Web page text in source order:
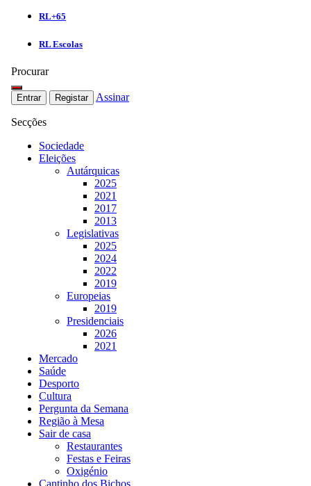
RL+65
RL Escolas
Procurar
Entrar Registar Assinar
Secções
Sociedade
Eleições
Autárquicas
2025
2021
2017
2013
Legislativas
2025
2024
2022
2019
Europeias
2019
Presidenciais
2026
2021
Mercado
Saúde
Desporto
Cultura
Pergunta da Semana
Região à Mesa
Sair de casa
Restaurantes
Festas e Feiras
Oxigénio
Cantinho dos Bichos